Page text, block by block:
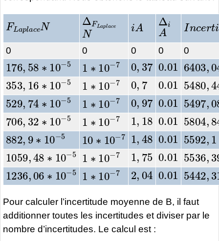
FL ce
N ΔFLaplace
N
i A Δi
A
In t i
0 0 0 0 0
176,58∗10−5 1∗10−7 0,37 0.01 6403,
353,16∗10−5 1∗10−7 0,7 0.01 5480,
529,74∗10−5 1∗10−7 0,97 0.01 5497,
706,32∗10−5 1∗10−7 1,18 0.01 5804,
882,9∗10−5 10∗10−71,48 0.01 5592,1
1059,48∗10−51∗10−7 1,75 0.01 5536,
1236,06∗10−51∗10−7 2,04 0.01 5442,
Pour calculer l’incertitude moyenne de B, il faut
additionner toutes les incertitudes et diviser par le
nombre d’incertitudes. Le calcul est :